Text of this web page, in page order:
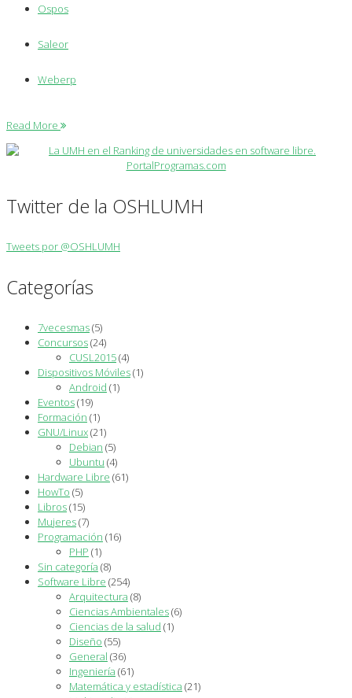
Ospos
Saleor
Weberp
Read More
Twitter de la OSHLUMH
Tweets por @OSHLUMH
Categorías
7vecesmas(5)
Concursos(24)
CUSL2015(4)
Dispositivos Móviles(1)
Android (1)
Eventos(19)
Formación (1)
GNU/Linux(21)
Debian (5)
Ubuntu (4)
Hardware Libre (61)
HowTo (5)
Libros(15)
Mujeres(7)
Programación (16)
PHP (1)
Sin categoría (8)
Software Libre (254)
Arquitectura (8)
Ciencias Ambientales(6)
Ciencias de la salud (1)
Diseño (55)
General (36)
Ingeniería (61)
Matemática y estadística (21)